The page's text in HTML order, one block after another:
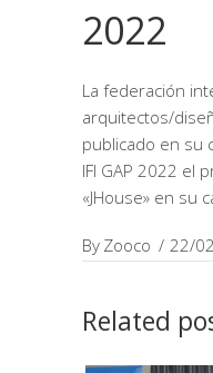
2022
La federación
arquitectos/
publicado en su
IFI GAP 2022 el
«JHouse» en su
By Zooco 22/
Related